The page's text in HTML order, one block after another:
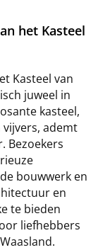
het Kasteel
Kasteel van
juweel in
kasteel,
ademt
Bezoekers
bouwwerk en
en
te bieden
liefhebbers